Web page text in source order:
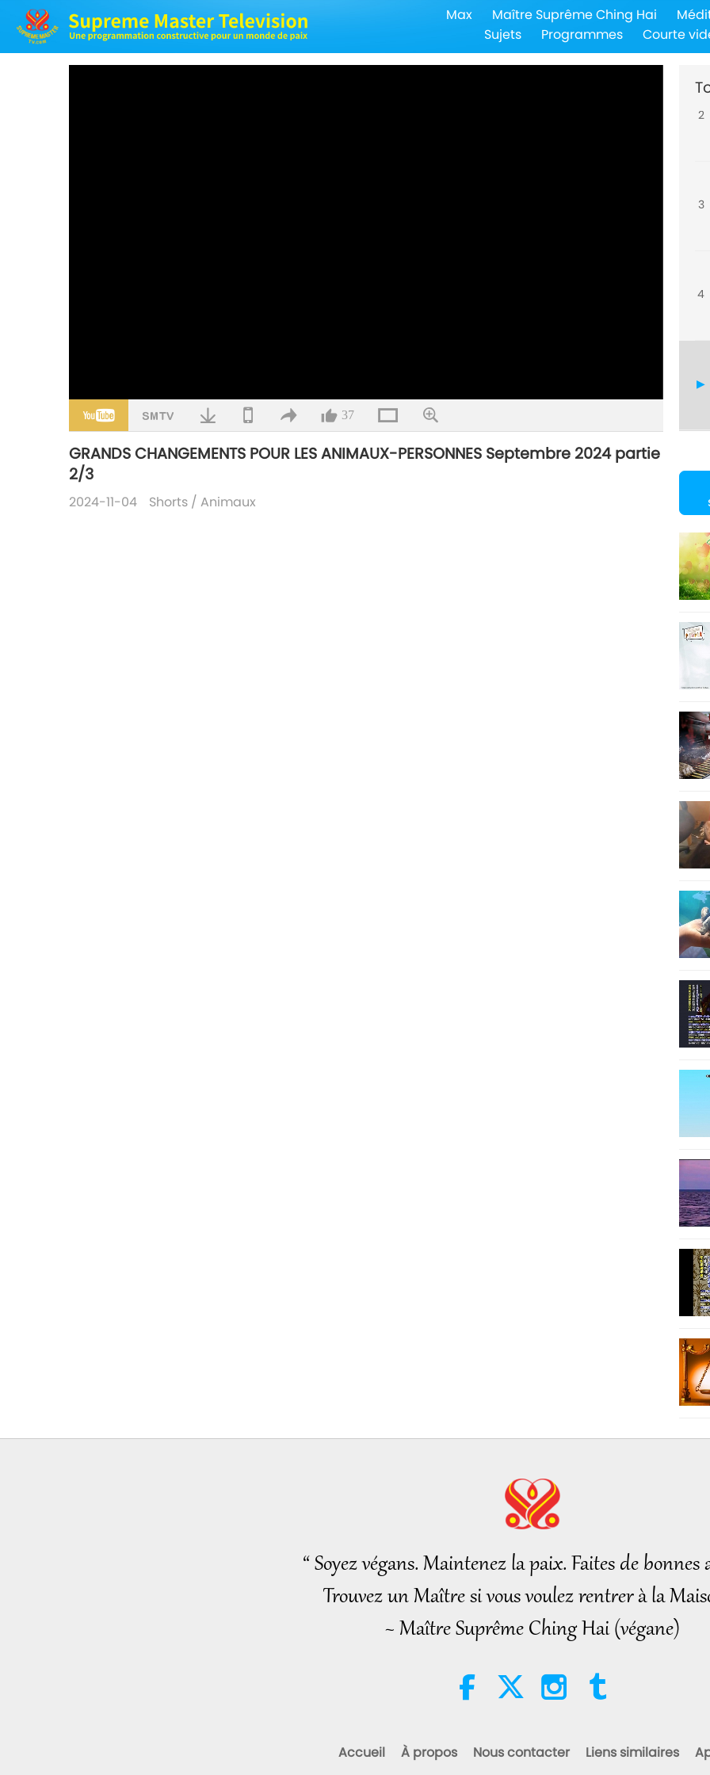
Max Maître Suprême Ching Hai
Sujets
Programmes Courte
37
GRANDS CHANGEMENTS POUR LES ANIMAUX-PERSONNES Septembre 2024 partie
2/3
2024-11-04 Shorts /Animaux
2
3
4
6
7
9
10
11
12
14
15
16
“ Soyez végans. Maintenez la paix. Faites de bonnes
Trouvez un Maître si vous voulez rentrer à la
~ Maître Suprême Ching Hai (végane)
Accueil À propos Nous contacter Liens similaires